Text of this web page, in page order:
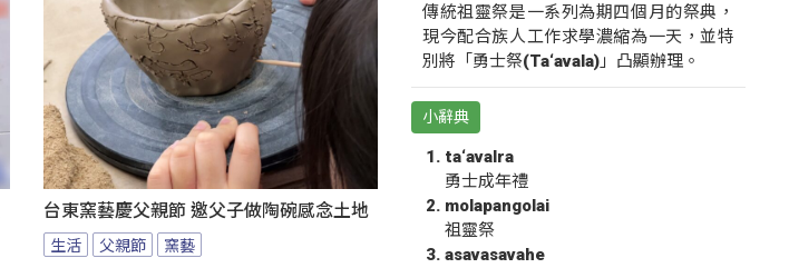
台東窯藝慶父親節 邀父子做陶碗感念土地
生活 父親節 窯藝
傳統祖靈祭是一系列為期四個月的祭典，
現今配合族人工作求學濃縮為一天，並特
別將「勇士祭(Ta‘avala)」凸顯辦理。
小辭典
ta‘avalra
勇士成年禮
molapangolai
祖靈祭
asavasavahe